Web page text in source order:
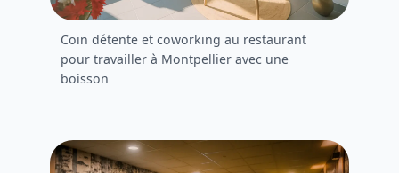
Coin détente et coworking au restaurant
pour travailler à Montpellier avec une
boisson